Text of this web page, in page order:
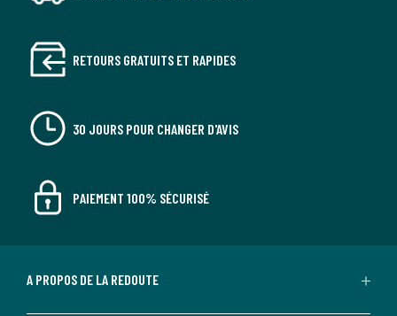
RETOURS GRATUITS ET RAPIDES
30 JOURS POUR CHANGER D'AVIS
PAIEMENT 100% SÉCURISÉ
A PROPOS DE LA REDOUTE